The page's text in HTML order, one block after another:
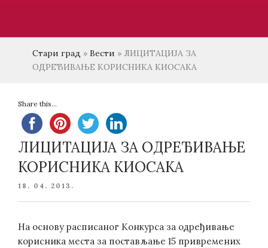
Стари град » Вести » ЛИЦИТАЦИЈА ЗА
ОДРЕЂИВАЊЕ КОРИСНИКА КИОСАКА
Share this...
ЛИЦИТАЦИЈА ЗА ОДРЕЂИВАЊЕ
КОРИСНИКА КИОСАКА
POSTED
18. 04. 2013.
На основу расписаног Конкурса за одређивање
корисника места за постављање 15 привремених